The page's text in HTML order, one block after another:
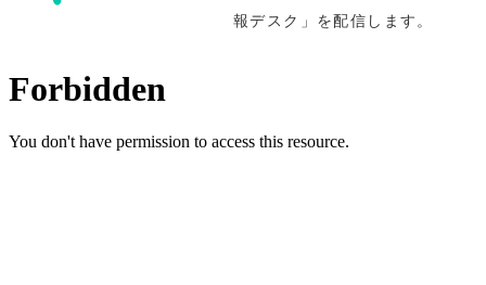
報デスク」を配信します。